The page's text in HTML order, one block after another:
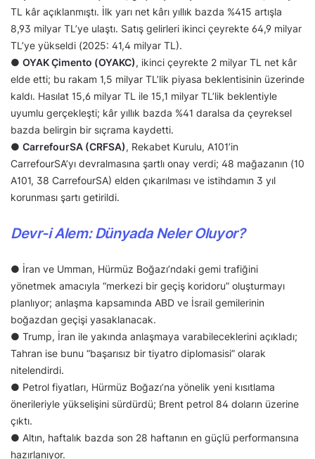
TL kâr açıklanmıştı. İlk yarı net kârı yıllık bazda %415 artışla
8,93 milyar TL’ye ulaştı. Satış gelirleri ikinci çeyrekte 64,9 milyar
TL’ye yükseldi (2025: 41,4 milyar TL).
● OYAK Çimento (OYAKC), ikinci çeyrekte 2 milyar TL net kâr
elde etti; bu rakam 1,5 milyar TL’lik piyasa beklentisinin üzerinde
kaldı. Hasılat 15,6 milyar TL ile 15,1 milyar TL’lik beklentiyle
uyumlu gerçekleşti; kâr yıllık bazda %41 daralsa da çeyreksel
bazda belirgin bir sıçrama kaydetti.
● CarrefourSA (CRFSA), Rekabet Kurulu, A101’in
CarrefourSA’yı devralmasına şartlı onay verdi; 48 mağazanın (10
A101, 38 CarrefourSA) elden çıkarılması ve istihdamın 3 yıl
korunması şartı getirildi.
Devr-i Alem: Dünyada Neler Oluyor?
● İran ve Umman, Hürmüz Boğazı’ndaki gemi trafiğini
yönetmek amacıyla “merkezi bir geçiş koridoru” oluşturmayı
planlıyor; anlaşma kapsamında ABD ve İsrail gemilerinin
boğazdan geçişi yasaklanacak.
● Trump, İran ile yakında anlaşmaya varabileceklerini açıkladı;
Tahran ise bunu “başarısız bir tiyatro diplomasisi” olarak
nitelendirdi.
● Petrol fiyatları, Hürmüz Boğazı’na yönelik yeni kısıtlama
önerileriyle yükselişini sürdürdü; Brent petrol 84 doların üzerine
çıktı.
● Altın, haftalık bazda son 28 haftanın en güçlü performansına
hazırlanıyor.